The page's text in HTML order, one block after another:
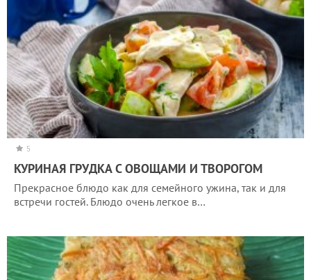
5
КУРИНАЯ ГРУДКА С ОВОЩАМИ И ТВОРОГОМ
Прекрасное блюдо как для семейного ужина, так и для
встречи гостей. Блюдо очень легкое в…